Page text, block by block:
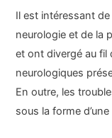
Il est intéressant
neurologie et de la
et ont divergé au fil
neurologiques
En outre, les
sous la forme